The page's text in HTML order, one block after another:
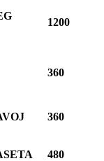
1200
360
360
480